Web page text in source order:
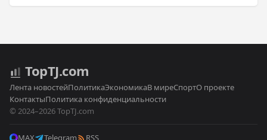
TopTJ.com
Лента новостейПолитикаЭкономикаВ миреСпортО проекте
КонтактыПолитика конфиденциальности
© 2024–2026 TopTJ.com
MAX Telegram RSS